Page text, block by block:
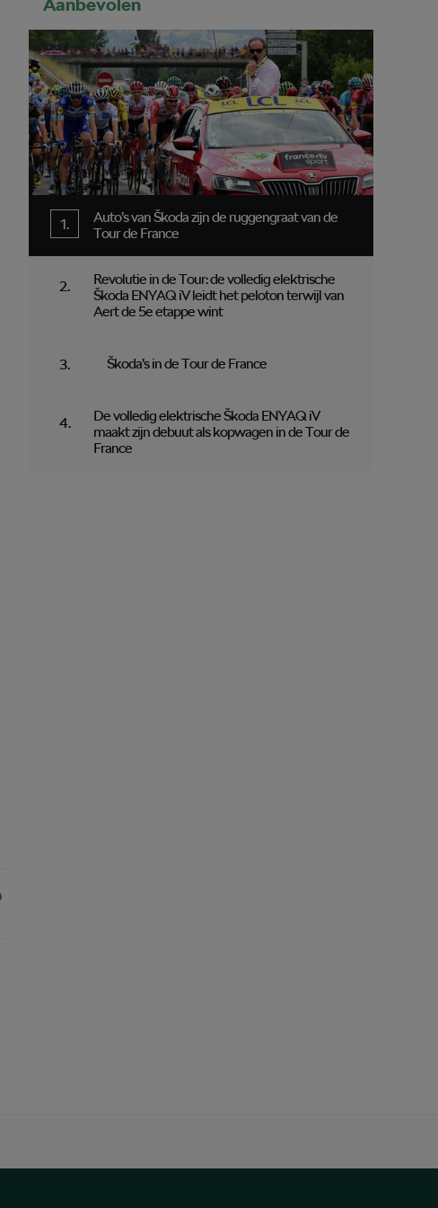
Aanbevolen
Auto’s van Škoda zijn de ruggengraat van de
Tour de France
Revolutie in de Tour: de volledig elektrische
Škoda ENYAQ iV leidt het peloton terwijl van
Aert de 5e etappe wint
Škoda’s in de Tour de France
De volledig elektrische Škoda ENYAQ iV
maakt zijn debuut als kopwagen in de Tour de
France